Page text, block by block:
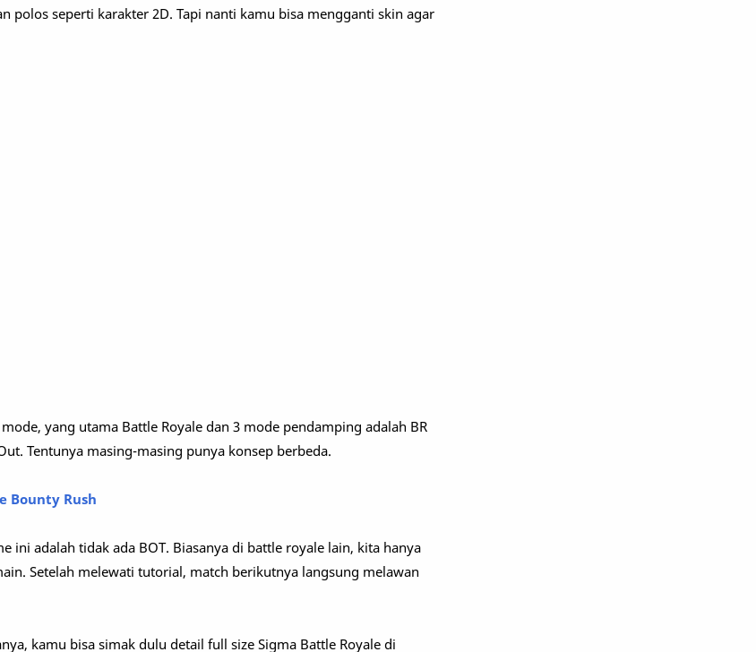
polos seperti karakter 2D. Tapi nanti kamu bisa mengganti skin agar
yang utama Battle Royale dan 3 mode pendamping adalah BR
Tentunya masing-masing punya konsep berbeda.
Bounty Rush
ini adalah tidak ada BOT. Biasanya di battle royale lain, kita hanya
Setelah melewati tutorial, match berikutnya langsung melawan
kamu bisa simak dulu detail full size Sigma Battle Royale di